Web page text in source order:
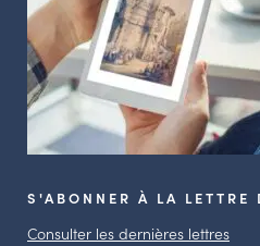
S'ABONNER À LA LETTRE
Consulter les dernières lettres